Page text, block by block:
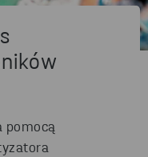
pomocą